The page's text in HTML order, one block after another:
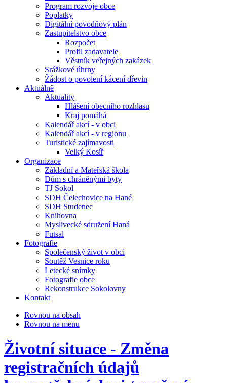
Program rozvoje obce
Poplatky
Digitální povodňový plán
Zastupitelstvo obce
Rozpočet
Profil zadavatele
Věstník veřejných zakázek
Srážkové úhrny
Žádost o povolení kácení dřevin
Aktuálně
Aktuality
Hlášení obecního rozhlasu
Kraj pomáhá
Kalendář akcí - v obci
Kalendář akcí - v regionu
Turistické zajímavosti
Velký Kosíř
Organizace
Základní a Mateřská škola
Dům s chráněnými byty
TJ Sokol
SDH Čelechovice na Hané
SDH Studenec
Knihovna
Myslivecké sdružení Haná
Futsal
Fotografie
Společenský život v obci
Soutěž Vesnice roku
Letecké snímky
Fotografie obce
Rekonstrukce Sokolovny
Kontakt
Rovnou na obsah
Rovnou na menu
Životní situace - Změna
registračních údajů